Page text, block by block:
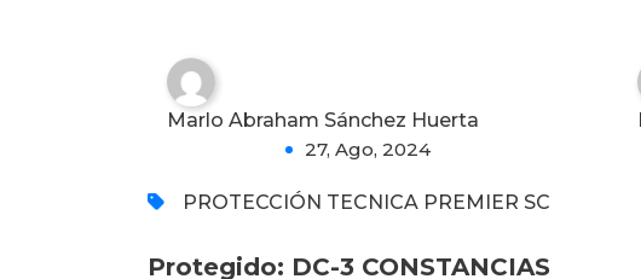
Marlo Abraham Sánchez Huerta
27, Ago, 2024
PROTECCIÓN TECNICA PREMIER SC
Protegido: DC-3 CONSTANCIAS